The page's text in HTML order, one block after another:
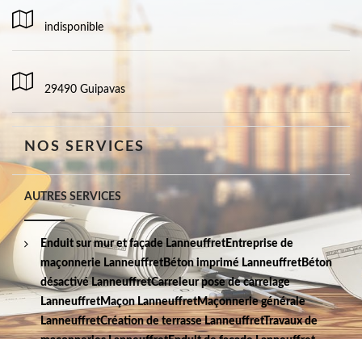
indisponible
29490 Guipavas
NOS SERVICES
AUTRES SERVICES
Enduit sur mur et façade Lanneuffret Entreprise de
maçonnerie Lanneuffret Béton imprimé Lanneuffret Béton
désactivé LanneuffretCarreleur pose de carrelage
Lanneuffret Maçon LanneuffretMaçonnerie générale
LanneuffretCréation de terrasse LanneuffretTravaux de